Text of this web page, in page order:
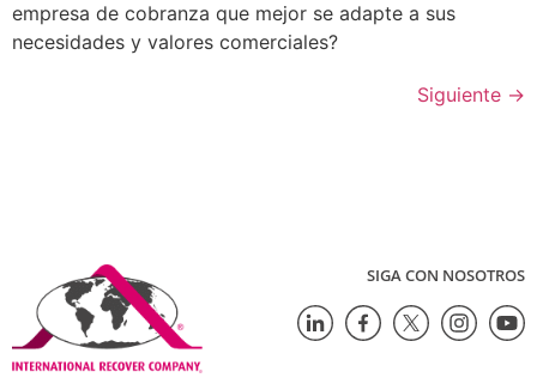
empresa de cobranza que mejor se adapte a sus
necesidades y valores comerciales?
Siguiente →
SIGA CON NOSOTROS